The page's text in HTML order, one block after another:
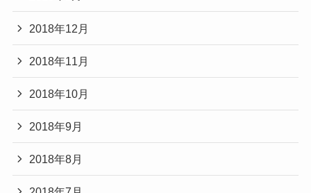
2018年12月
2018年11月
2018年10月
2018年9月
2018年8月